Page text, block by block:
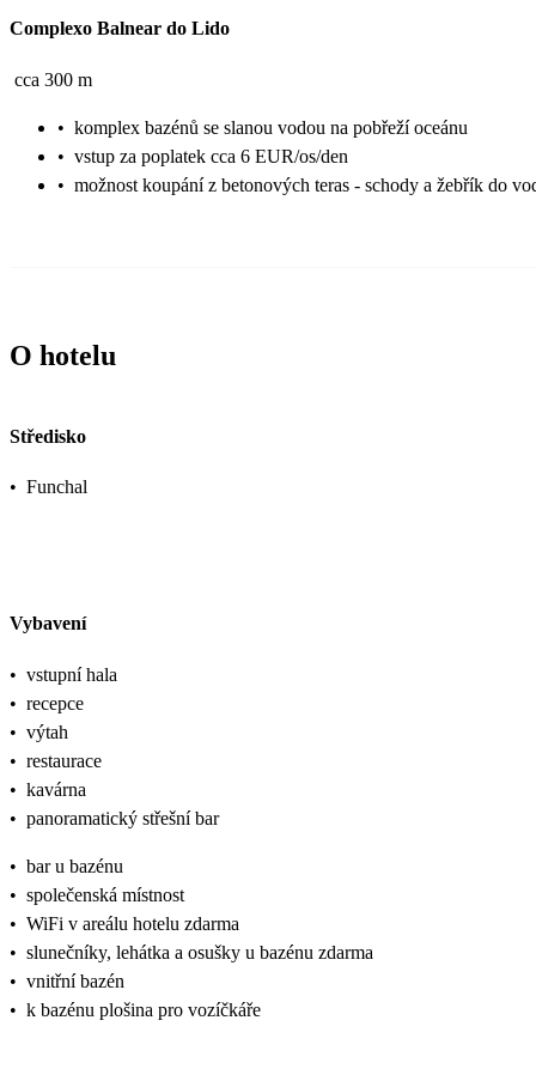
Complexo Balnear do Lido
cca 300 m
• komplex bazénů se slanou vodou na pobřeží oceánu
• vstup za poplatek cca 6 EUR/os/den
• možnost koupání z betonových teras - schody a žebřík do
O hotelu
Středisko
• Funchal
Vybavení
• vstupní hala
• recepce
• výtah
• restaurace
• kavárna
• panoramatický střešní bar
• bar u bazénu
• společenská místnost
• WiFi v areálu hotelu zdarma
• slunečníky, lehátka a osušky u bazénu zdarma
• vnitřní bazén
• k bazénu plošina pro vozíčkáře